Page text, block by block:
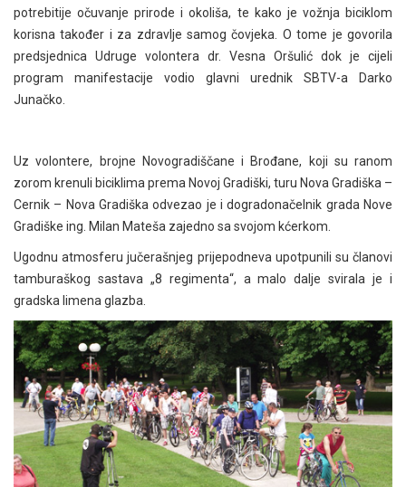
potrebitije očuvanje prirode i okoliša, te kako je vožnja biciklom
korisna također i za zdravlje samog čovjeka. O tome je govorila
predsjednica Udruge volontera dr. Vesna Oršulić dok je cijeli
program manifestacije vodio glavni urednik SBTV-a Darko
Junačko.
Uz volontere, brojne Novogradiščane i Brođane, koji su ranom
zorom krenuli biciklima prema Novoj Gradiški, turu Nova Gradiška –
Cernik – Nova Gradiška odvezao je i dogradonačelnik grada Nove
Gradiške ing. Milan Mateša zajedno sa svojom kćerkom.
Ugodnu atmosferu jučerašnjeg prijepodneva upotpunili su članovi
tamburaškog sastava „8 regimenta“, a malo dalje svirala je i
gradska limena glazba.